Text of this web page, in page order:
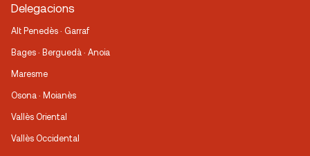
Delegacions
Alt Penedès · Garraf
Bages · Berguedà · Anoia
Maresme
Osona · Moianès
Vallès Oriental
Vallès Occidental